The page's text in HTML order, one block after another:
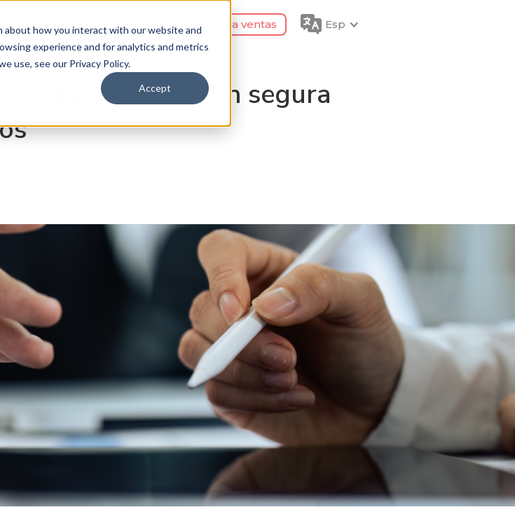
about how you interact with our website and
experience and for analytics and metrics
use, see our Privacy Policy.
Accept
Blog Contacta a ventas Esp
es una solución segura